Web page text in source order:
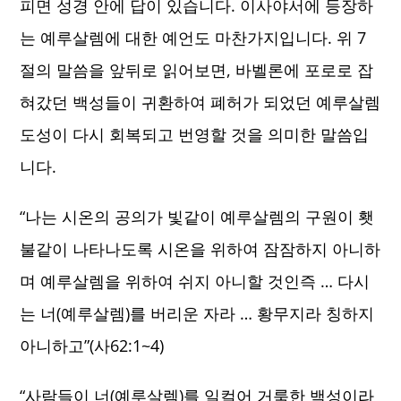
피면 성경 안에 답이 있습니다. 이사야서에 등장하
는 예루살렘에 대한 예언도 마찬가지입니다. 위 7
절의 말씀을 앞뒤로 읽어보면, 바벨론에 포로로 잡
혀갔던 백성들이 귀환하여 폐허가 되었던 예루살렘
도성이 다시 회복되고 번영할 것을 의미한 말씀입
니다.
“나는 시온의 공의가 빛같이 예루살렘의 구원이 횃
불같이 나타나도록 시온을 위하여 잠잠하지 아니하
며 예루살렘을 위하여 쉬지 아니할 것인즉 … 다시
는 너(예루살렘)를 버리운 자라 … 황무지라 칭하지
아니하고”(사62:1~4)
“사람들이 너(예루살렘)를 일컬어 거룩한 백성이라